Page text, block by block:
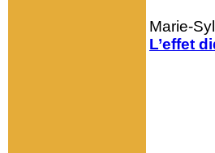
Marie-
L’effet